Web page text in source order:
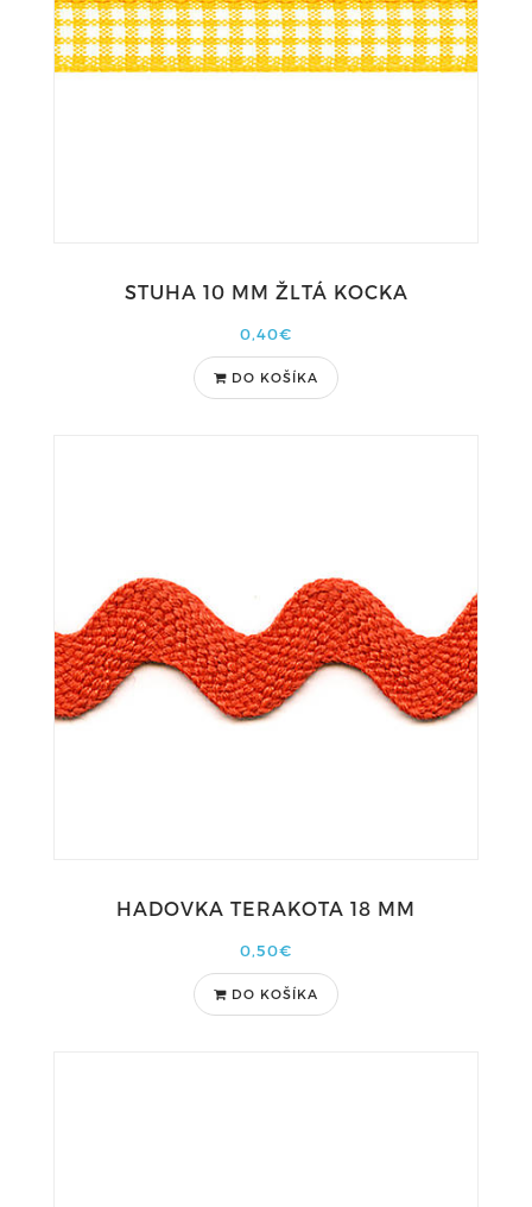
STUHA 10 MM ŽLTÁ KOCKA
0,40€
DO KOŠÍKA
HADOVKA TERAKOTA 18 MM
0,50€
DO KOŠÍKA